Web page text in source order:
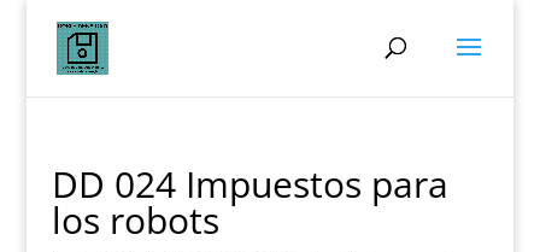
DD 024 Impuestos para
los robots